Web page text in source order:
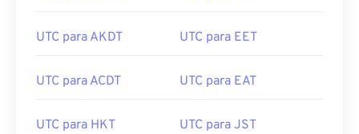
UTC para AKDT UTC para EET
UTC para ACDT UTC para EAT
UTC para HKT UTC para JST